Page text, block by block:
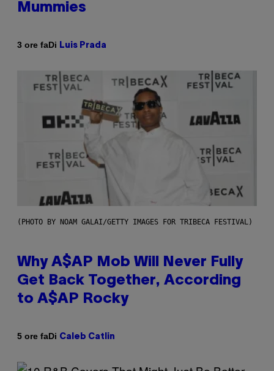
Mummies
3 ore faDi Luis Prada
(PHOTO BY NOAM GALAI/GETTY IMAGES FOR TRIBECA FESTIVAL)
Why A$AP Mob Will Never Fully
Get Back Together, According
to A$AP Rocky
5 ore faDi Caleb Catlin